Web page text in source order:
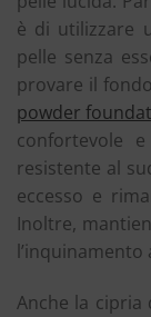
è di utilizzare
pelle senza
provare il
powder
confortevole
resistente al
eccesso e
Inoltre,
Anche la cipria